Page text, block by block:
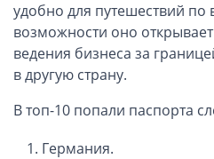
Платежная система
Платежная система Маврикия
Платежная система Казахстана
ОАЭ, Аджман (компания и счёт)
Оффшоры в Панаме
удобно для путешествий по
возможности оно
ведения бизнеса за
в другую страну.
В топ-10 попали паспорта
Германия.